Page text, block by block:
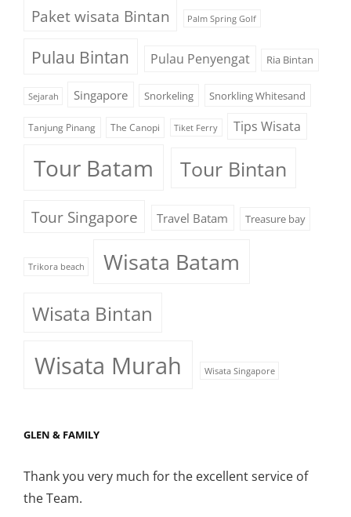
Paket wisata Bintan Palm Spring Golf
Pulau Bintan Pulau Penyengat Ria Bintan
Sejarah Singapore Snorkeling Snorkling Whitesand
Tanjung Pinang The Canopi Tiket Ferry Tips Wisata
Tour Batam Tour Bintan
Tour Singapore Travel Batam Treasure bay
Trikora beach Wisata Batam
Wisata Bintan
Wisata Murah Wisata Singapore
GLEN & FAMILY
Thank you very much for the excellent service of
the Team.